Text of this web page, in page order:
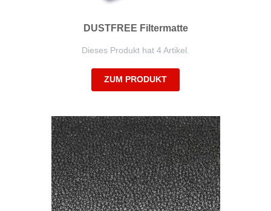
DUSTFREE Filtermatte
Dieses Produkt hat 4 Artikel.
ZUM PRODUKT